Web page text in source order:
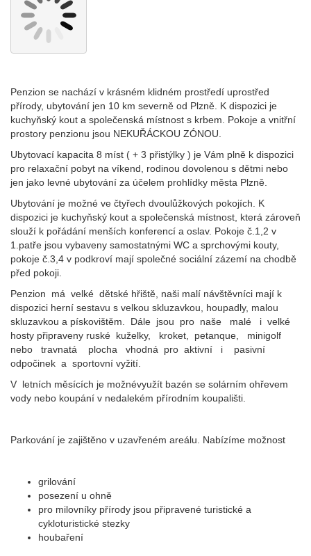
Penzion se nachází v krásném klidném prostředí uprostřed
přírody, ubytování jen 10 km severně od Plzně. K dispozici je
kuchyňský kout a společenská místnost s krbem. Pokoje a vnitřní
prostory penzionu jsou NEKUŘÁCKOU ZÓNOU.
Ubytovací kapacita 8 míst ( + 3 přistýlky ) je Vám plně k dispozici
pro relaxační pobyt na víkend, rodinou dovolenou s dětmi nebo
jen jako levné ubytování za účelem prohlídky města Plzně.
Ubytování je možné ve čtyřech dvoulůžkových pokojích. K
dispozici je kuchyňský kout a společenská místnost, která zároveň
slouží k pořádání menších konferencí a oslav. Pokoje č.1,2 v
1.patře jsou vybaveny samostatnými WC a sprchovými kouty,
pokoje č.3,4 v podkroví mají společné sociální zázemí na chodbě
před pokoji.
Penzion má velké dětské hřiště, naši malí návštěvníci mají k
dispozici herní sestavu s velkou skluzavkou, houpadly, malou
skluzavkou a pískovištěm. Dále jsou pro naše malé i velké
hosty připraveny ruské kuželky, kroket, petanque, minigolf
nebo travnatá plocha vhodná pro aktivní i pasivní
odpočinek a sportovní vyžití.
V letních měsících je možnévyužít bazén se solárním ohřevem
vody nebo koupání v nedalekém přírodním koupališti.
Parkování je zajištěno v uzavřeném areálu. Nabízíme možnost
grilování
posezení u ohně
pro milovníky přírody jsou připravené turistické a
cykloturistické stezky
houbaření